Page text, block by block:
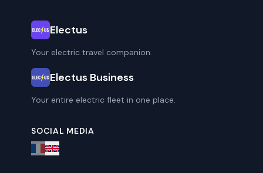
Electus
Your electric travel companion.
Electus Business
Your entire electric fleet in one place.
SOCIAL MEDIA